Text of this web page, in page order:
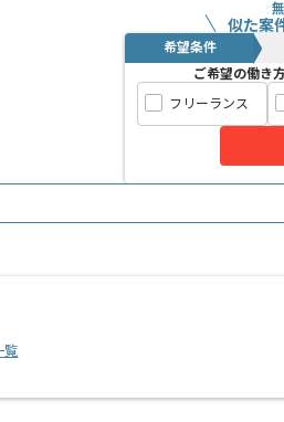
似た案
希望条件
ご希望の働き
フリーランス
覧